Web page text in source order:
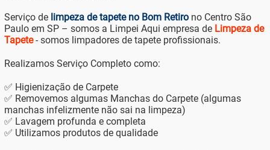
Serviço de limpeza de tapete no Bom Retirono Centro São
Paulo em SP – somos a Limpei Aqui empresa de Limpeza de
Tapete- somos limpadores de tapete profissionais.
Realizamos Serviço Completo como:
✅ Higienização de Carpete
✅ Removemos algumas Manchas do Carpete (algumas
manchas infelizmente não sai na limpeza)
✅ Lavagem profunda e completa
✅ Utilizamos produtos de qualidade